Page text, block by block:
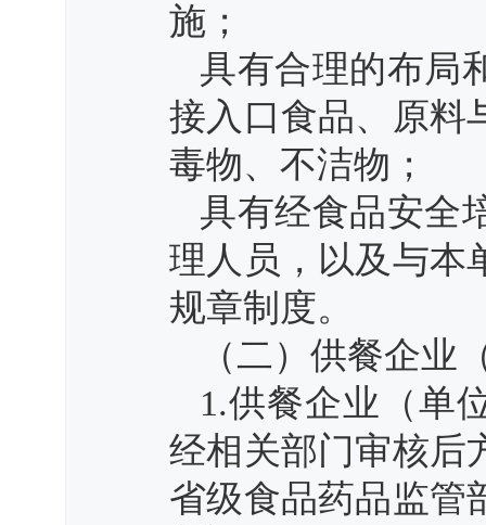
施；
具有合理的布局
接入口食品、原料
毒物、不洁物；
具有经食品安全
理人员，以及与本
规章制度。
（二）供餐企业
1.供餐企业（单
经相关部门审核后
省级食品药品监管